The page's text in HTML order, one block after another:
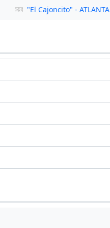
"El Cajoncito" - ATLANTA